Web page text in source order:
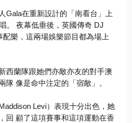
Gala在重新設計的「南看台」上
。 夜幕低垂後，英國傳奇 DJ
配樂，這兩場娛樂節目都為場上
西蘭隊跟她們亦敵亦友的對手澳
隊 像是命中注定的「宿敵」。
Levi）表現十分出色，她
回 顧了這項賽事和這項運動在香